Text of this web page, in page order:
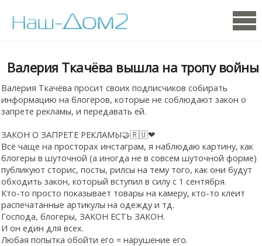
Валерия Ткачёва вышла на тропу войны
Валерия Ткачёва просит своих подписчиков собирать
информацию на блогеров, которые не соблюдают закон о
запрете рекламы, и передавать ей.
ЗАКОН О ЗАПРЕТЕ РЕКЛАМЫ🤝🇷🇺❤
Всё чаще на просторах инстаграм, я наблюдаю картину, как
блогеры в шуточной (а иногда не в совсем шуточной форме)
публикуют сторис, посты, рилсы на тему того, как они будут
обходить закон, который вступил в силу с 1 сентября.
Кто-то просто показывает товары на камеру, кто-то клеит
распечатанные артикулы на одежду и тд.
Господа, блогеры, ЗАКОН ЕСТЬ ЗАКОН.
И он един для всех.
Любая попытка обойти его = нарушение его.